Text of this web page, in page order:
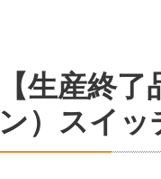
【生産終
ン）スイ